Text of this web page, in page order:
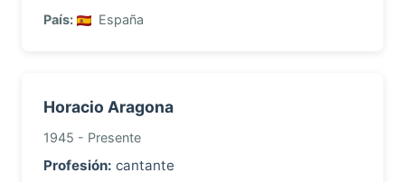
País: España
Horacio Aragona
1945 - Presente
Profesión: cantante